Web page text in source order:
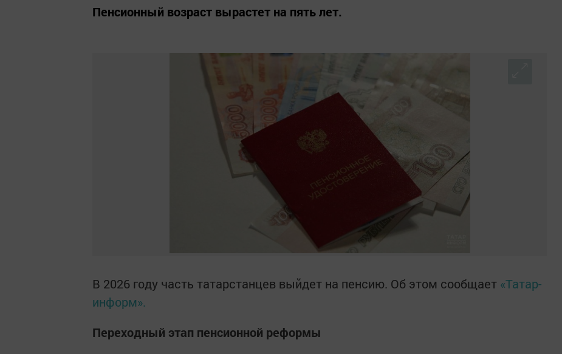
Пенсионный возраст вырастет на пять лет.
В 2026 году часть татарстанцев выйдет на пенсию. Об этом сообщает «Татар-
информ».
Переходный этап пенсионной реформы